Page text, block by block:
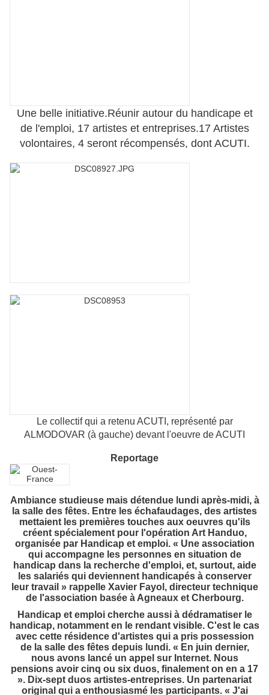
Une belle initiative.Réunir autour du handicape et
de l'emploi, 17 artistes et entreprises.17 Artistes
volontaires, 4 seront récompensés, dont ACUTI.
Le collectif qui a retenu ACUTI, représenté par
ALMODOVAR (à gauche) devant l'oeuvre de ACUTI
Reportage
Ambiance studieuse mais détendue lundi après-midi, à
la salle des fêtes. Entre les échafaudages, des artistes
mettaient les premières touches aux oeuvres qu'ils
créent spécialement pour l'opération Art Handuo,
organisée par Handicap et emploi. « Une association
qui accompagne les personnes en situation de
handicap dans la recherche d'emploi, et, surtout, aide
les salariés qui deviennent handicapés à conserver
leur travail » rappelle Xavier Fayol, directeur technique
de l'association basée à Agneaux et Cherbourg.
Handicap et emploi cherche aussi à dédramatiser le
handicap, notamment en le rendant visible. C'est le cas
avec cette résidence d'artistes qui a pris possession
de la salle des fêtes depuis lundi. « En juin dernier,
nous avons lancé un appel sur Internet. Nous
pensions avoir cinq ou six duos, finalement on en a 17
». Dix-sept duos artistes-entreprises. Un partenariat
original qui a enthousiasmé les participants. « J'ai